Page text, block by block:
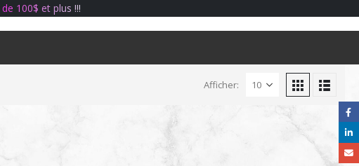
de 100$ et plus !!!
Afficher: